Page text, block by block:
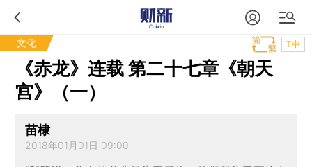
文化 T中
《赤龙》连载 第二十七章《朝天
宫》（一）
苗棣
2018年01月01日 09:00